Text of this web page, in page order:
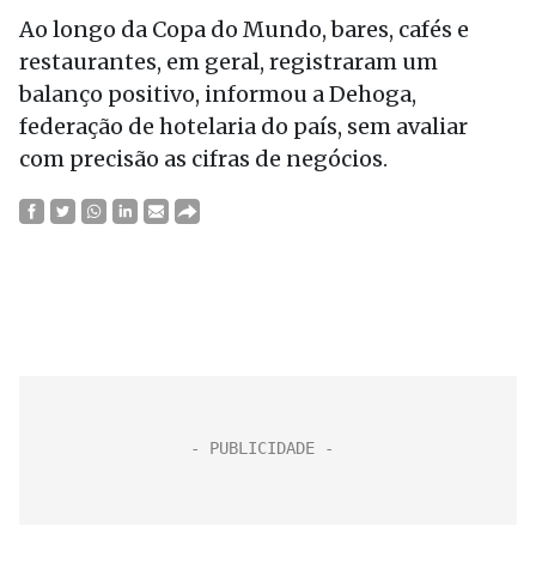
Ao longo da Copa do Mundo, bares, cafés e
restaurantes, em geral, registraram um
balanço positivo, informou a Dehoga,
federação de hotelaria do país, sem avaliar
com precisão as cifras de negócios.